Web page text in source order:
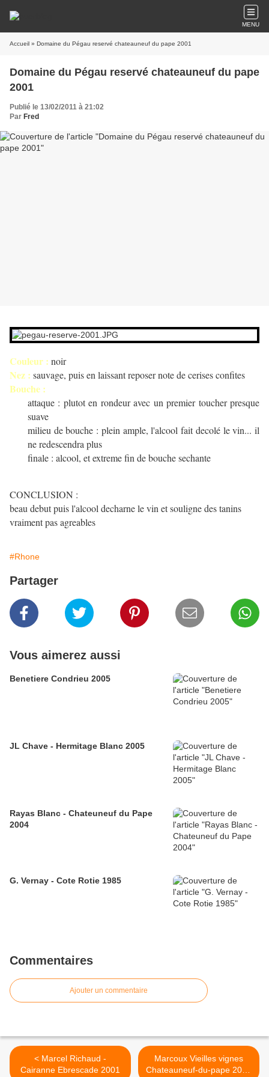
MENU
Accueil » Domaine du Pégau reservé chateauneuf du pape 2001
Domaine du Pégau reservé chateauneuf du pape
2001
Publié le 13/02/2011 à 21:02
Par Fred
Couleur : noir
Nez : sauvage, puis en laissant reposer note de cerises confites
Bouche :
attaque : plutot en rondeur avec un premier toucher presque
suave
milieu de bouche : plein ample, l'alcool fait decolé le vin... il
ne redescendra plus
finale : alcool, et extreme fin de bouche sechante
CONCLUSION :
beau debut puis l'alcool decharne le vin et souligne des tanins
vraiment pas agreables
#Rhone
Partager
Vous aimerez aussi
Benetiere Condrieu 2005
JL Chave - Hermitage Blanc 2005
Rayas Blanc - Chateuneuf du Pape
2004
G. Vernay - Cote Rotie 1985
Commentaires
Ajouter un commentaire
< Marcel Richaud -
Cairanne Ebrescade 2001
Marcoux Vieilles vignes
Chateauneuf-du-pape 2001